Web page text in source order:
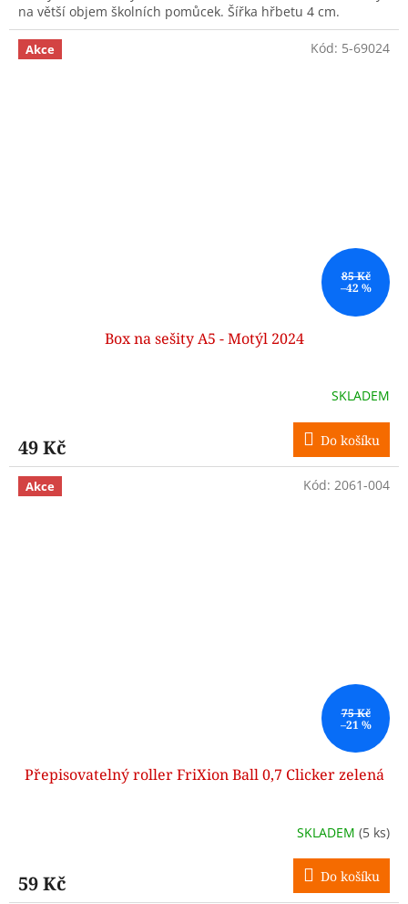
na větší objem školních pomůcek. Šířka hřbetu 4 cm.
Akce
85 Kč
–42 %
Box na sešity A5 - Motýl 2024
SKLADEM
49 Kč Do košíku
Kód: 5-69024
Akce
75 Kč
–21 %
Přepisovatelný roller FriXion Ball 0,7 Clicker zelená
SKLADEM (5 ks)
59 Kč Do košíku
Kód: 2061-004